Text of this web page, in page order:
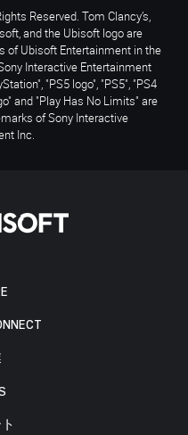
Reserved. Tom Clancy’s,
and the Ubisoft logo are
of Ubisoft Entertainment in the
Interactive Entertainment
"PS5 logo", "PS5", "PS4
and "Play Has No Limits" are
of Sony Interactive
Inc.